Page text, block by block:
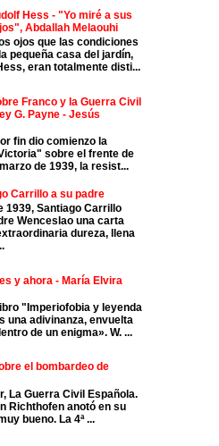
Hess - "Yo miré a sus
Abdallah Melaouhi
ojos que las condiciones
pequeña casa del jardín,
eran totalmente disti...
Franco y la Guerra Civil
G. Payne - Jesús
dio comienzo la
sobre el frente de
de 1939, la resist...
Carrillo a su padre
1939, Santiago Carrillo
Wenceslao una carta
dureza, llena
y ahora - María Elvira
"Imperiofobia y leyenda
una adivinanza, envuelta
de un enigma». W. ...
el bombardeo de
La Guerra Civil Española.
Richthofen anotó en su
bueno. La 4ª ...